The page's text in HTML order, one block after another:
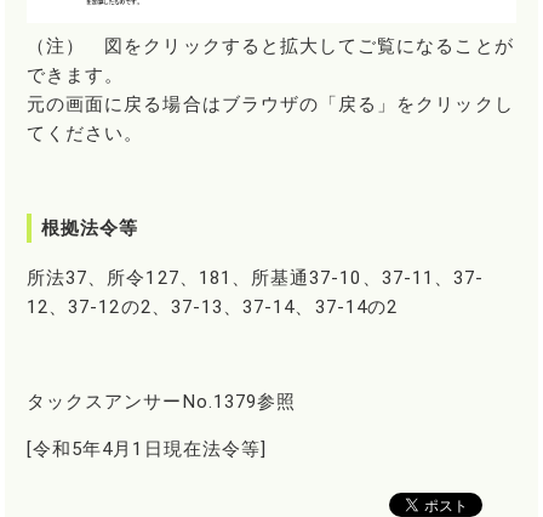
（注） 図をクリックすると拡大してご覧になることが
できます。
元の画面に戻る場合はブラウザの「戻る」をクリックし
てください。
根拠法令等
所法37、所令127、181、所基通37-10、37-11、37-
12、37-12の2、37-13、37-14、37-14の2
タックスアンサーNo.1379参照
[令和5年4月1日現在法令等]